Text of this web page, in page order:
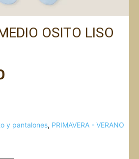
OSITO LISO
y pantalones, PRIMAVERA - VERANO